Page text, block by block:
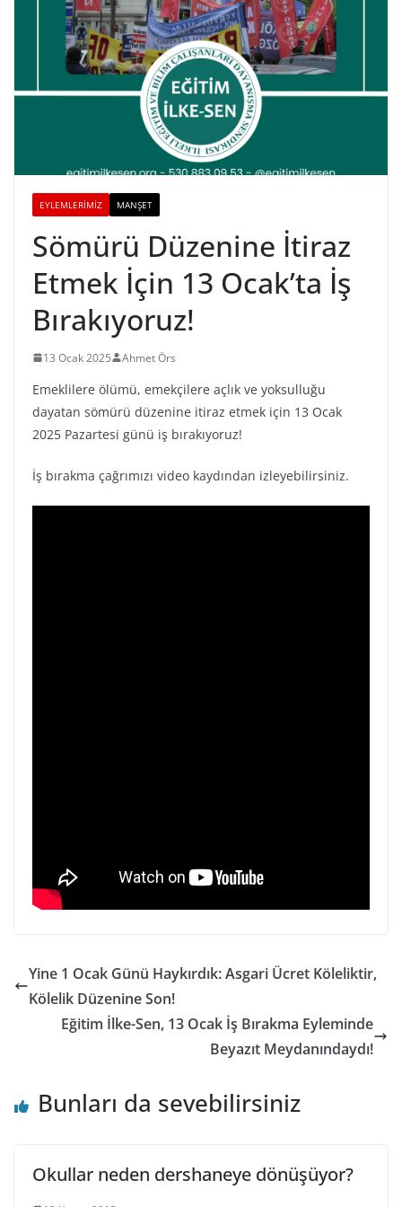
EYLEMLERIMIZ MANŞET
Sömürü Düzenine İtiraz
Etmek İçin 13 Ocak’ta İş
Bırakıyoruz!
13 Ocak 2025 Ahmet Örs
Emeklilere ölümü, emekçilere açlık ve yoksulluğu
dayatan sömürü düzenine itiraz etmek için 13 Ocak
2025 Pazartesi günü iş bırakıyoruz!
İş bırakma çağrımızı video kaydından izleyebilirsiniz.
Yine 1 Ocak Günü Haykırdık: Asgari Ücret Köleliktir,
Kölelik Düzenine Son!
Eğitim İlke-Sen, 13 Ocak İş Bırakma Eyleminde
Beyazıt Meydanındaydı!
Bunları da sevebilirsiniz
Okullar neden dershaneye dönüşüyor?